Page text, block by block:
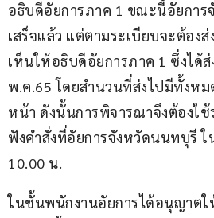
อธิบดีอัยการภาค 1 ขณะนี้อัยการ
เสร็จแล้ว แต่ตามระเบียบจะต้อง
เห็นให้อธิบดีอัยการภาค 1 ซึ่งได้
พ.ค.65 โดยสำนวนที่ส่งไปมีทั้งห
หน้า ดังนั้นการพิจารณาจึงต้องใช้
ฟังคำสั่งที่อัยการจังหวัดนนทบุรี ใ
10.00 น.
ในชั้นพนักงานอัยการได้อนุญาต